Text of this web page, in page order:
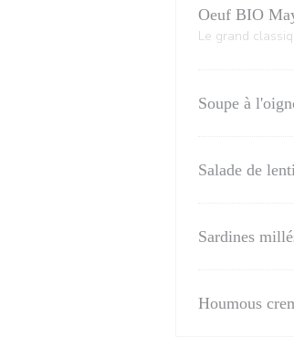
Oeuf BIO
Le grand
Soupe à
Salade de
Sardines
Houmous